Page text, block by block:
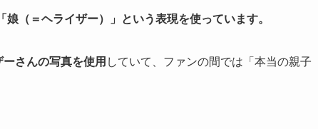
娘（＝ヘライザー）」という表現を使っています。
さんの写真を使用 していて、ファンの間では「本当の親子